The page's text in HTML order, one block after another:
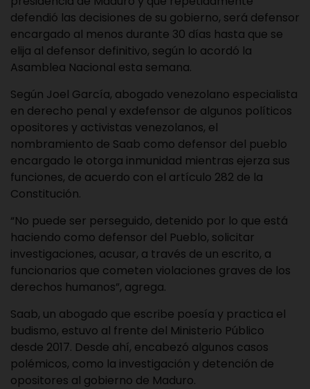
defendió las decisiones de su gobierno, será defensor
encargado al menos durante 30 días hasta que se
elija al defensor definitivo, según lo acordó la
Asamblea Nacional esta semana.
Según Joel García, abogado venezolano especialista
en derecho penal y exdefensor de algunos políticos
opositores y activistas venezolanos, el
nombramiento de Saab como defensor del pueblo
encargado le otorga inmunidad mientras ejerza sus
funciones, de acuerdo con el artículo 282 de la
Constitución.
“No puede ser perseguido, detenido por lo que está
haciendo como defensor del Pueblo, solicitar
investigaciones, acusar, a través de un escrito, a
funcionarios que cometen violaciones graves de los
derechos humanos”, agrega.
Saab, un abogado que escribe poesía y practica el
budismo, estuvo al frente del Ministerio Público
desde 2017. Desde ahí, encabezó algunos casos
polémicos, como la investigación y detención de
opositores al gobierno de Maduro.